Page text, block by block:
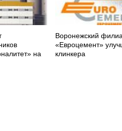
на
Воронежский
«Евроцемент»
клинкера